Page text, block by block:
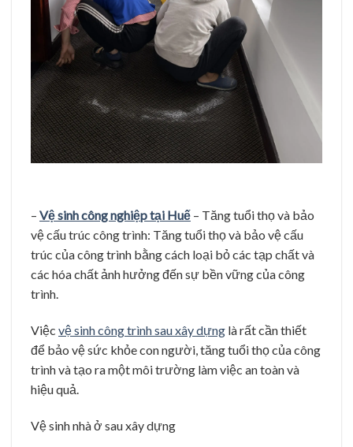
– Vệ sinh công nghiệp tại Huế – Tăng tuổi thọ và bảo
vệ cấu trúc công trình: Tăng tuổi thọ và bảo vệ cấu
trúc của công trình bằng cách loại bỏ các tạp chất và
các hóa chất ảnh hưởng đến sự bền vững của công
trình.
Việc vệ sinh công trình sau xây dựng là rất cần thiết
để bảo vệ sức khỏe con người, tăng tuổi thọ của công
trình và tạo ra một môi trường làm việc an toàn và
hiệu quả.
Vệ sinh nhà ở sau xây dựng